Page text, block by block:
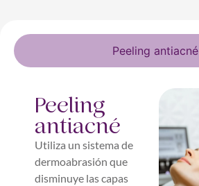
Peeling antiacné
Peeling
antiacné
Utiliza un sistema de
dermoabrasión que
disminuye las capas